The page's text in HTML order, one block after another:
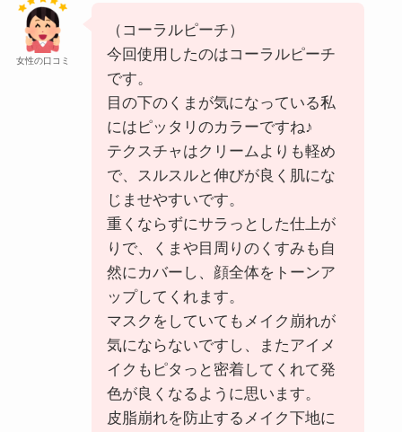
女性の口コミ
（コーラルピーチ）
今回使用したのはコーラルピーチ
です。
目の下のくまが気になっている私
にはピッタリのカラーですね♪
テクスチャはクリームよりも軽め
で、スルスルと伸びが良く肌にな
じませやすいです。
重くならずにサラっとした仕上が
りで、くまや目周りのくすみも自
然にカバーし、顔全体をトーンア
ップしてくれます。
マスクをしていてもメイク崩れが
気にならないですし、またアイメ
イクもピタっと密着してくれて発
色が良くなるように思います。
皮脂崩れを防止するメイク下地に